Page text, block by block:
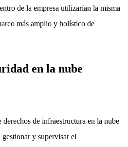
de la empresa utilizarían la misma
más amplio y holístico de
en la nube
de infraestructura en la nube
y supervisar el